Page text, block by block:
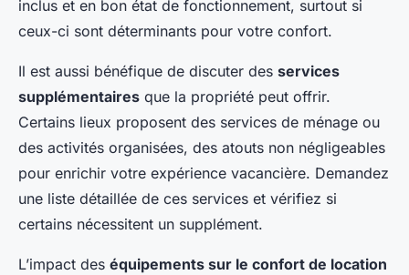
inclus et en bon état de fonctionnement, surtout si
ceux-ci sont déterminants pour votre confort.
Il est aussi bénéfique de discuter des services
supplémentaires que la propriété peut offrir.
Certains lieux proposent des services de ménage ou
des activités organisées, des atouts non négligeables
pour enrichir votre expérience vacancière. Demandez
une liste détaillée de ces services et vérifiez si
certains nécessitent un supplément.
L’impact des équipements sur le confort de location